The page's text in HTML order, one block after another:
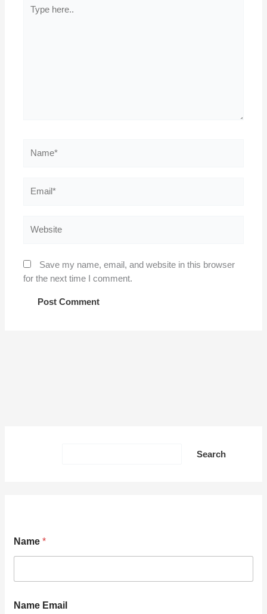
here..
Save my name, email, and website in this browser
for the next time I comment.
Search
Name*
Name Email